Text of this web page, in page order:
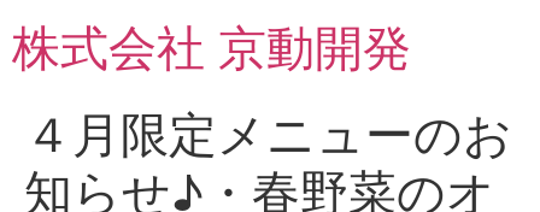
ン
テ株式会社 京動開発
４月限定メニューのお
知らせ♪・春野菜のオ